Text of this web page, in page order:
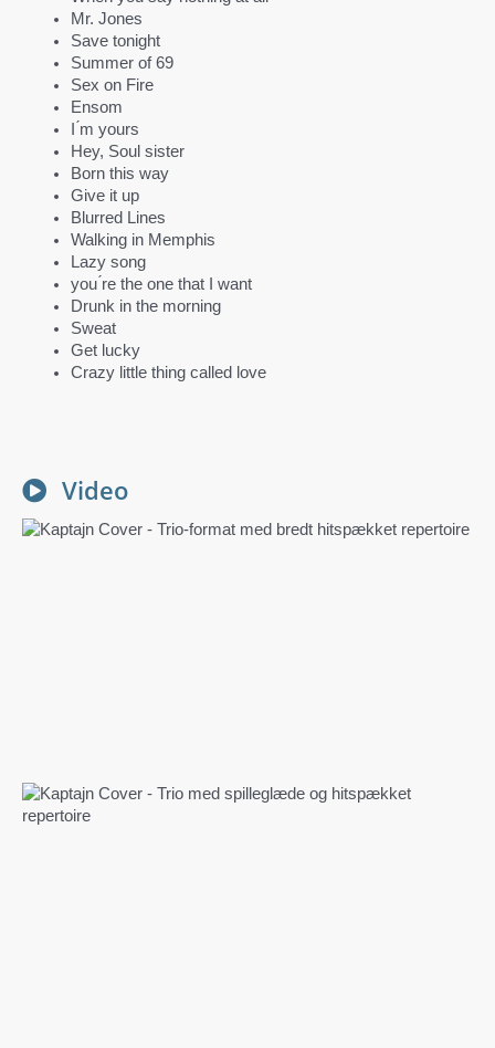
Mr. Jones
Save tonight
Summer of 69
Sex on Fire
Ensom
I ́m yours
Hey, Soul sister
Born this way
Give it up
Blurred Lines
Walking in Memphis
Lazy song
you ́re the one that I want
Drunk in the morning
Sweat
Get lucky
Crazy little thing called love
Video